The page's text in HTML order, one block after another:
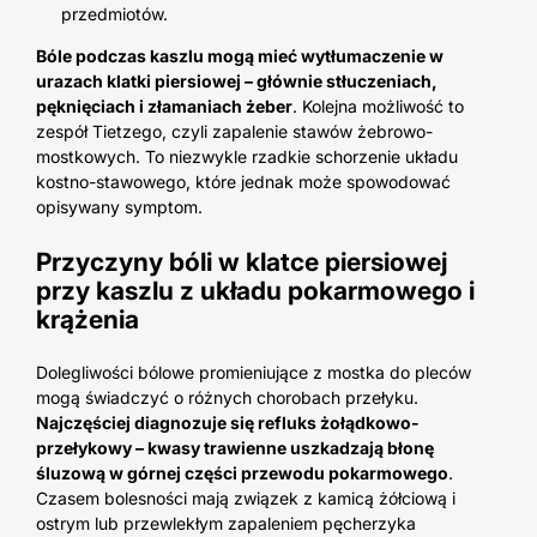
przedmiotów.
Bóle podczas kaszlu mogą mieć wytłumaczenie w
urazach klatki piersiowej – głównie stłuczeniach,
pęknięciach i złamaniach żeber. Kolejna możliwość to
zespół Tietzego, czyli zapalenie stawów żebrowo-
mostkowych. To niezwykle rzadkie schorzenie układu
kostno-stawowego, które jednak może spowodować
opisywany symptom.
Przyczyny bóli w klatce piersiowej
przy kaszlu z układu pokarmowego i
krążenia
Dolegliwości bólowe promieniujące z mostka do pleców
mogą świadczyć o różnych chorobach przełyku.
Najczęściej diagnozuje się refluks żołądkowo-
przełykowy – kwasy trawienne uszkadzają błonę
śluzową w górnej części przewodu pokarmowego.
Czasem bolesności mają związek z kamicą żółciową i
ostrym lub przewlekłym zapaleniem pęcherzyka